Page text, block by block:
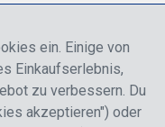
ein. Einige von
Einkaufserlebnis,
zu verbessern. Du
akzeptieren") oder